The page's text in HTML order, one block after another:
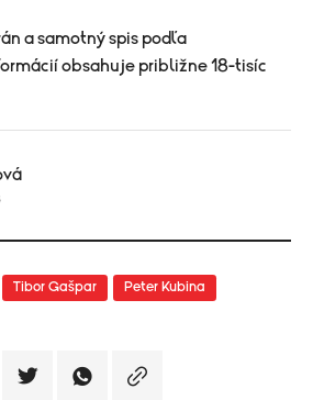
a samotný spis podľa
obsahuje približne 18-tisíc
Tibor Gašpar Peter Kubina